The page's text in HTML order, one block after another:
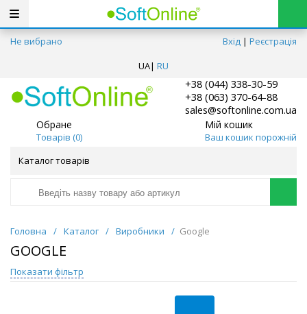
Не вибрано Вхід | Реєстрація
UA| RU
+38 (044) 338-30-59
+38 (063) 370-64-88
sales@softonline.com.ua
Обране
Товарів (0)
Мій кошик
Ваш кошик порожній
Каталог товарів
Головна / Каталог / Виробники / Google
GOOGLE
Показати фільтр